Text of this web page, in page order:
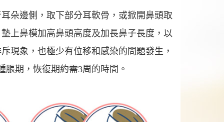
朵邊側，取下部分耳軟骨，或掀開鼻頭取
上鼻模加高鼻頭高度及加長鼻子長度，以
現象，也極少有位移和感染的問題發生，
期，恢復期約需3周的時間。